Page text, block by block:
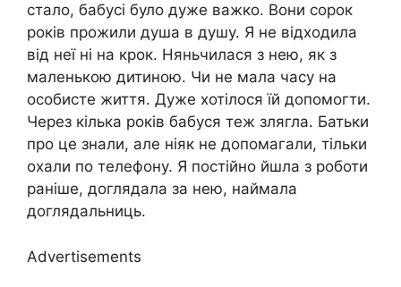
стало, бабусі було дуже важко. Вони сорок
років прожили душа в душу. Я не відходила
від неї ні на крок. Няньчилася з нею, як з
маленькою дитиною. Чи не мала часу на
особисте життя. Дуже хотілося їй допомогти.
Через кілька років бабуся теж злягла. Батьки
про це знали, але ніяк не допомагали, тільки
охали по телефону. Я постійно йшла з роботи
раніше, доглядала за нею, наймала
доглядальниць.
Advertisements